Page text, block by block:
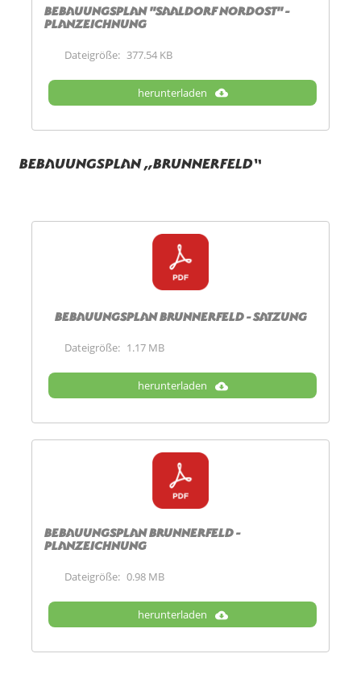
Bebauungsplan "Saaldorf Nordost" -
Planzeichnung
Dateigröße: 377.54 KB
herunterladen
Bebauungsplan „Brunnerfeld“
Bebauungsplan Brunnerfeld - Satzung
Dateigröße: 1.17 MB
herunterladen
Bebauungsplan Brunnerfeld -
Planzeichnung
Dateigröße: 0.98 MB
herunterladen